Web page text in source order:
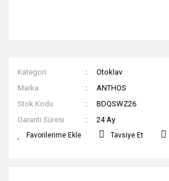
Kategori
Otoklav
Marka
ANTHOS
Stok Kodu
BDQSWZ26
Garanti Süresi
24 Ay
Tavsiye Et